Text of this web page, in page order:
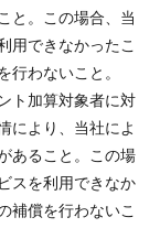
と。この場合、当
用できなかったこ
行わないこと。
ト加算対象者に対
により、当社によ
あること。この場
スを利用できなか
補償を行わないこ